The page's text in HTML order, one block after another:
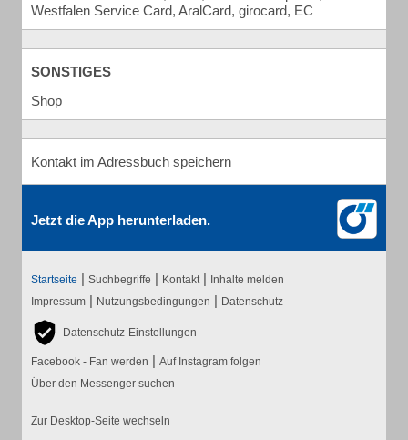
Westfalen Service Card, AralCard, girocard, EC
SONSTIGES
Shop
Kontakt im Adressbuch speichern
Jetzt die App herunterladen.
Startseite | Suchbegriffe | Kontakt | Inhalte melden
Impressum | Nutzungsbedingungen | Datenschutz
Datenschutz-Einstellungen
Facebook - Fan werden | Auf Instagram folgen
Über den Messenger suchen
Zur Desktop-Seite wechseln